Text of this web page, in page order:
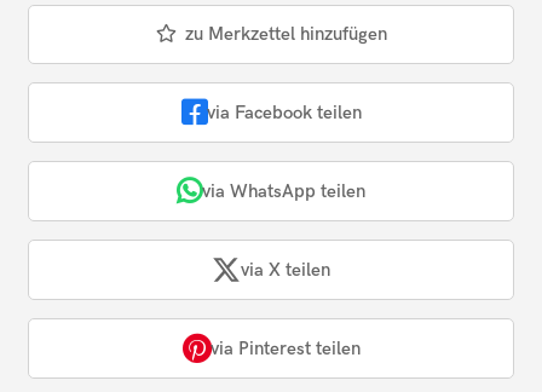
zu Merkzettel hinzufügen
via Facebook teilen
via WhatsApp teilen
via X teilen
via Pinterest teilen